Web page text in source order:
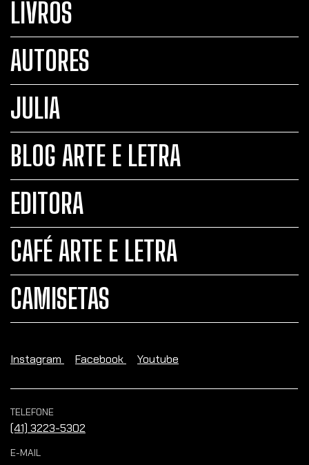
LIVROS
AUTORES
JULIA
BLOG ARTE E LETRA
EDITORA
CAFÉ ARTE E LETRA
CAMISETAS
Instagram Facebook Youtube
TELEFONE
(41) 3223-5302
E-MAIL